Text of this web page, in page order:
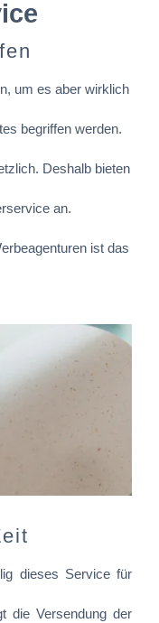
um es aber wirklich
begriffen werden.
Deshalb bieten
an.
ist das
dieses Service für
die Versendung der